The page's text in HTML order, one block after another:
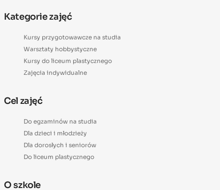
Kategorie zajęć
Kursy przygotowawcze na studia
Warsztaty hobbystyczne
Kursy do liceum plastycznego
Zajęcia indywidualne
Cel zajęć
Do egzaminów na studia
Dla dzieci i młodzieży
Dla dorosłych i seniorów
Do liceum plastycznego
O szkole